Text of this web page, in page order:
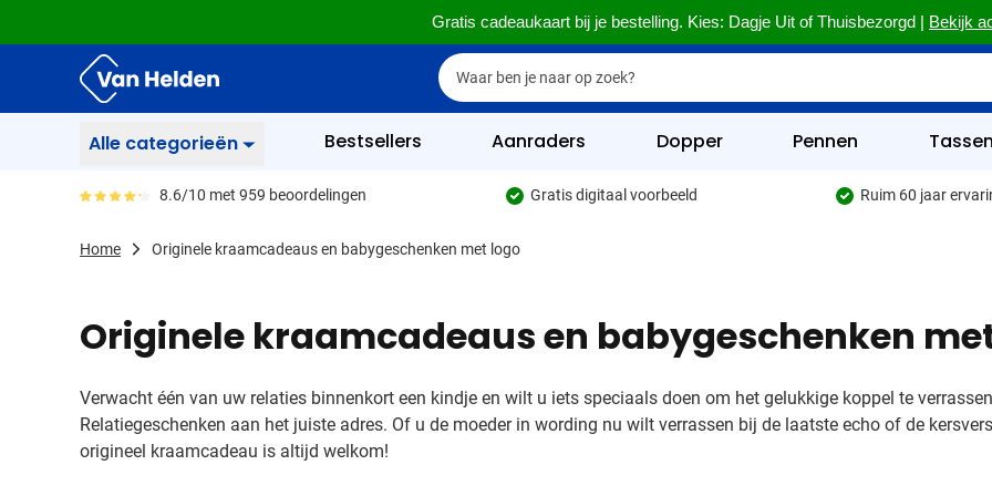
Gratis cadeaukaart bij je bestelling. Kies: Dagje Uit of Thuisbezorgd | Bekijk
Ga naar de inhoud Zoek
Zoek
Alle categorieën
Schrijfwaren
Toon submenu voor Zakelijk & Kantoor categorie
Weggevertjes
Toon submenu voor Weggevertjes categorie
Toon submenu voor Multimedia categorie
Tassen
Toon submenu voor Tassen categorie
Gereedschap & Veiligheid
Bestsellers Aanraders Dopper Pennen
Gemiddeld reviewpercentage is 86
8.6/10 met 959 beoordelingen Gratis digitaal voorbeeld Ruim 60 jaar
Home Originele kraamcadeaus en babygeschenken met logo
Originele kraamcadeaus en babygeschenken
Verwacht één van uw relaties binnenkort een kindje en wilt u iets speciaals doen om het gelukkige koppel te
Relatiegeschenken aan het juiste adres. Of u de moeder in wording nu wilt verrassen bij de laatste echo of de
origineel kraamcadeau is altijd welkom!